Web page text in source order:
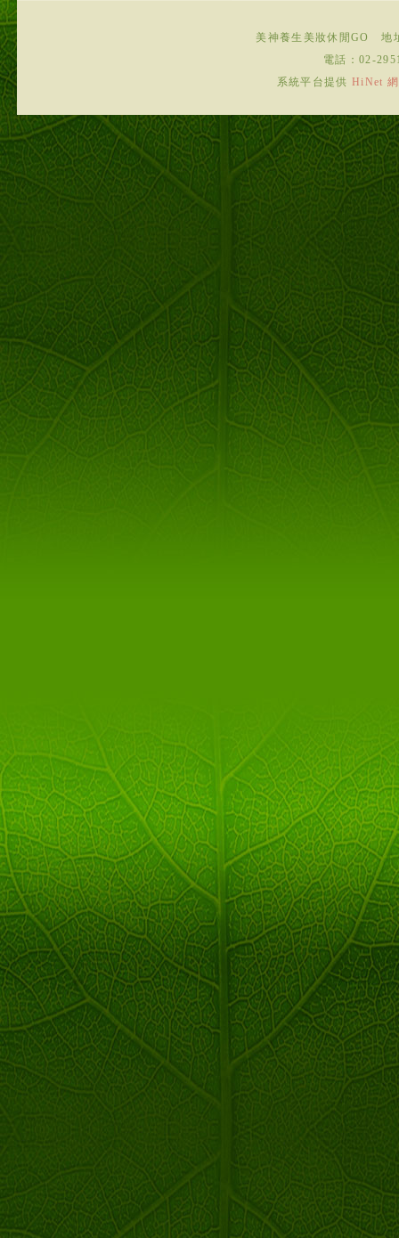
美神養生美妝休閒GO
地
電話： 02-
系統平台提供HiNet